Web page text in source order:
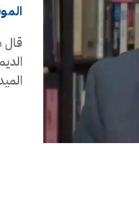
قال